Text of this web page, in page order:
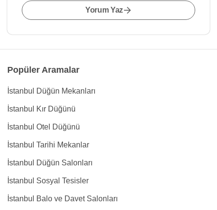
Yorum Yaz
Popüler Aramalar
İstanbul Düğün Mekanları
İstanbul Kır Düğünü
İstanbul Otel Düğünü
İstanbul Tarihi Mekanlar
İstanbul Düğün Salonları
İstanbul Sosyal Tesisler
İstanbul Balo ve Davet Salonları